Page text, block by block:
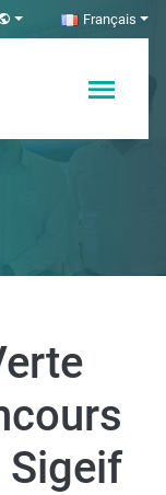
Français
Solutions en
et
Sigeif